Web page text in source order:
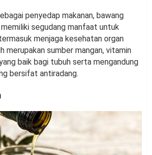
penyedap makanan, bawang
segudang manfaat untuk
menjaga kesehatan organ
merupakan sumber mangan, vitamin
baik bagi tubuh serta mengandung
bersifat antiradang.